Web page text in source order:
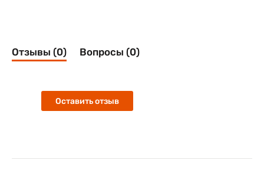
Отзывы (0) Вопросы (0)
Оставить отзыв